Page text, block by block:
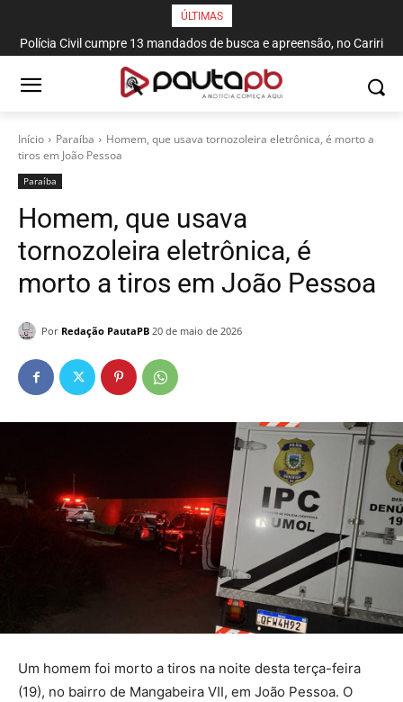
ÚLTIMAS
Polícia Civil cumpre 13 mandados de busca e apreensão, no Cariri
Paraibano
Início Paraí­ba
Homem, que usava tornozoleira eletrônica, é morto a
tiros em João Pessoa
Paraí­ba
Homem, que usava
tornozoleira eletrônica, é
morto a tiros em João Pessoa
Por Redação PautaPB 20 de maio de 2026
Um homem foi morto a tiros na noite desta terça-feira
(19), no bairro de Mangabeira VII, em João Pessoa. O